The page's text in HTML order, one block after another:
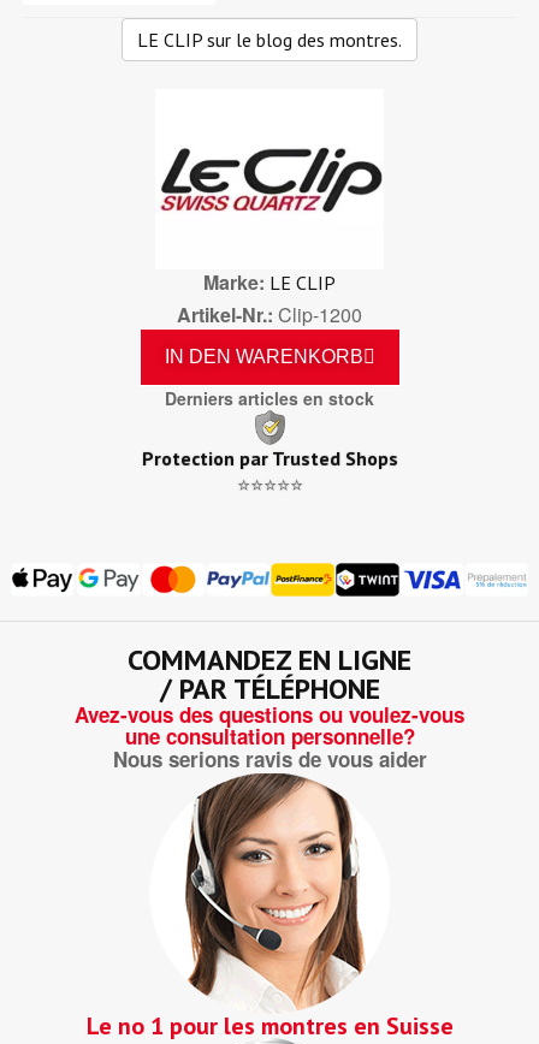
LE CLIP sur le blog des montres.
Marke LE CLIP
Artikel-Nr. Clip-1200
IN DEN WARENKORB
Derniers articles en stock
Protection par Trusted Shops
⭐⭐⭐⭐⭐
COMMANDEZ EN LIGNE
/ PAR TÉLÉPHONE
Avez-vous des questions ou voulez-vous
une consultation personnelle?
Nous serions ravis de vous aider
Le no 1 pour les montres en Suisse